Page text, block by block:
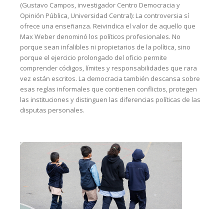
(Gustavo Campos, investigador Centro Democracia y
Opinión Pública, Universidad Central): La controversia sí
ofrece una enseñanza. Reivindica el valor de aquello que
Max Weber denominó los políticos profesionales. No
porque sean infalibles ni propietarios de la política, sino
porque el ejercicio prolongado del oficio permite
comprender códigos, límites y responsabilidades que rara
vez están escritos. La democracia también descansa sobre
esas reglas informales que contienen conflictos, protegen
las instituciones y distinguen las diferencias políticas de las
disputas personales.